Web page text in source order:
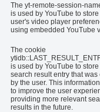
The yt-remote-session-
is used by YouTube to
user's video player
using embedded YouTube
The cookie
is used by YouTube to
search result entry that was
by the user. This
to improve the user
providing more relevant
results in the future.